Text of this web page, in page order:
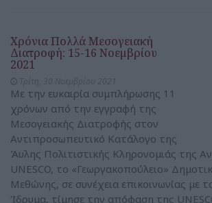
Χρόνια Πολλά Μεσογειακή
Διατροφή: 15-16 Νοεμβρίου
2021
Με την ευκαιρία συμπλήρωσης 11
χρόνων από την εγγραφή της
Μεσογειακής Διατροφής στον
Αντιπροσωπευτικό Κατάλογο της
Άυλης Πολιτιστικής Κληρονομιάς της
UNESCO, το «Γεωργακοπούλειο»
Μεθώνης, σε συνέχεια επικοινωνίας με
Ίδρυμα, τίμησε την απόφαση της